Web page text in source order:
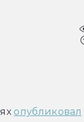
опубликовал